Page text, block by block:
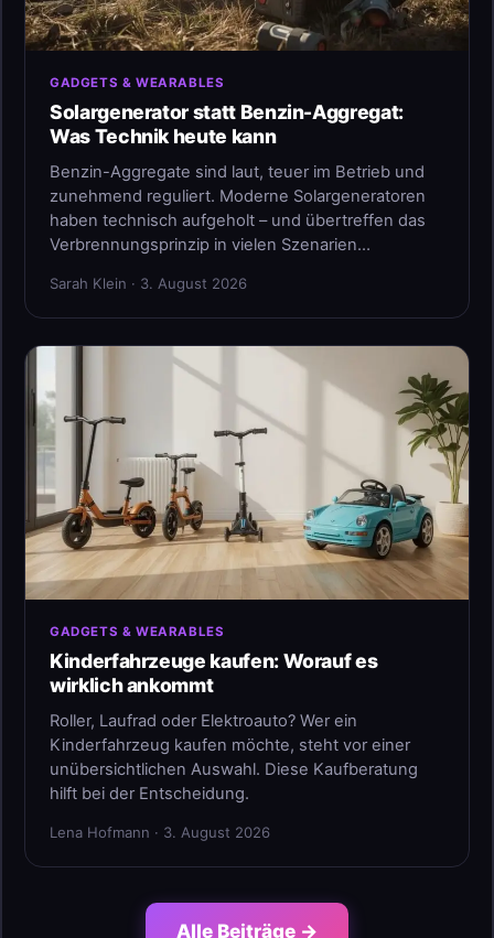
GADGETS & WEARABLES
Solargenerator statt Benzin-Aggregat:
Was Technik heute kann
Benzin-Aggregate sind laut, teuer im Betrieb und
zunehmend reguliert. Moderne Solargeneratoren
haben technisch aufgeholt – und übertreffen das
Verbrennungsprinzip in vielen Szenarien…
Sarah Klein · 3. August 2026
GADGETS & WEARABLES
Kinderfahrzeuge kaufen: Worauf es
wirklich ankommt
Roller, Laufrad oder Elektroauto? Wer ein
Kinderfahrzeug kaufen möchte, steht vor einer
unübersichtlichen Auswahl. Diese Kaufberatung
hilft bei der Entscheidung.
Lena Hofmann · 3. August 2026
Alle Beiträge →